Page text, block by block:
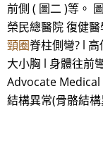
前側 ( 圖二 )等。
榮民總醫院 復健
頸圈脊柱側彎? l
大小胸 l 身體往前
Advocate Medical
結構異常(骨骼結